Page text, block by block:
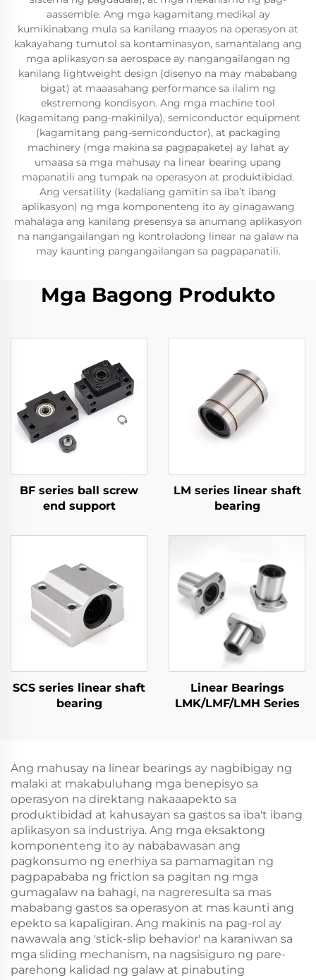
aassemble. Ang mga kagamitang medikal ay
kumikinabang mula sa kanilang maayos na operasyon at
kakayahang tumutol sa kontaminasyon, samantalang ang
mga aplikasyon sa aerospace ay nangangailangan ng
kanilang lightweight design (disenyo na may mababang
bigat) at maaasahang performance sa ilalim ng
ekstremong kondisyon. Ang mga machine tool
(kagamitang pang-makinilya), semiconductor equipment
(kagamitang pang-semiconductor), at packaging
machinery (mga makina sa pagpapakete) ay lahat ay
umaasa sa mga mahusay na linear bearing upang
mapanatili ang tumpak na operasyon at produktibidad.
Ang versatility (kadaliang gamitin sa iba’t ibang
aplikasyon) ng mga komponenteng ito ay ginagawang
mahalaga ang kanilang presensya sa anumang aplikasyon
na nangangailangan ng kontroladong linear na galaw na
may kaunting pangangailangan sa pagpapanatili.
Mga Bagong Produkto
BF series ball screw
end support
LM series linear shaft
bearing
SCS series linear shaft
bearing
Linear Bearings
LMK/LMF/LMH Series
Ang mahusay na linear bearings ay nagbibigay ng
malaki at makabuluhang mga benepisyo sa
operasyon na direktang nakaaapekto sa
produktibidad at kahusayan sa gastos sa iba't ibang
aplikasyon sa industriya. Ang mga eksaktong
komponenteng ito ay nababawasan ang
pagkonsumo ng enerhiya sa pamamagitan ng
pagpapababa ng friction sa pagitan ng mga
gumagalaw na bahagi, na nagreresulta sa mas
mababang gastos sa operasyon at mas kaunti ang
epekto sa kapaligiran. Ang makinis na pag-rol ay
nawawala ang 'stick-slip behavior' na karaniwan sa
mga sliding mechanism, na nagsisiguro ng pare-
parehong kalidad ng galaw at pinabuting